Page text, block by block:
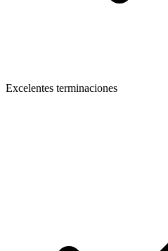
Excelentes terminaciones